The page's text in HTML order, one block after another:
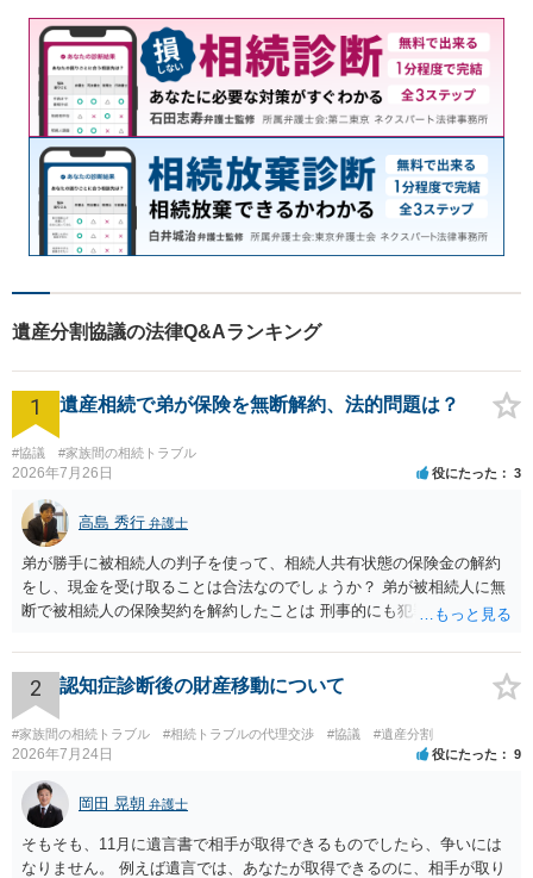
遺産分割協議の法律Q&Aランキング
1 遺産相続で弟が保険を無断解約、法的問題は？
#協議 #家族間の相続トラブル
2026年7月26日 役にたった 3
高島 秀行 弁護士
弟が勝手に被相続人の判子を使って、相続人共有状態の保険金の解約
をし、現金を受け取ることは合法なのでしょうか？ 弟が被相続人に無
断で被相続人の保険契約を解約したことは 刑事的にも犯罪となる可能
された書類のコピーを取得して、弁護士に面談で詳しい事情を話して
相談 されたら良いと思います。
2 認知症診断後の財産移動について
#家族間の相続トラブル #相続トラブルの代理交渉 #協議 #遺産分割
2026年7月24日 役にたった 9
岡田 晃朝 弁護士
そもそも、11月に遺言書で相手が取得できるものでしたら、争いには
なりません。 例えば遺言では、あなたが取得できるのに、相手が取り